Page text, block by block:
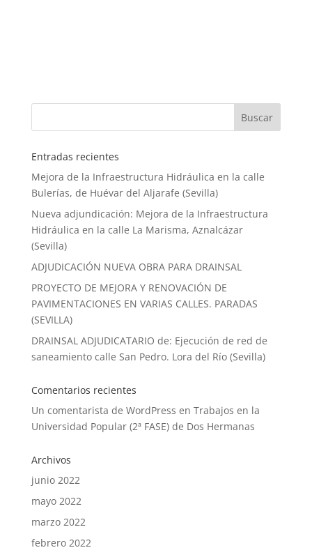
Entradas recientes
Mejora de la Infraestructura Hidráulica en la calle
Bulerías, de Huévar del Aljarafe (Sevilla)
Nueva adjundicación: Mejora de la Infraestructura
Hidráulica en la calle La Marisma, Aznalcázar
(Sevilla)
ADJUDICACIÓN NUEVA OBRA PARA DRAINSAL
PROYECTO DE MEJORA Y RENOVACIÓN DE
PAVIMENTACIONES EN VARIAS CALLES. PARADAS
(SEVILLA)
DRAINSAL ADJUDICATARIO de: Ejecución de red de
saneamiento calle San Pedro. Lora del Río (Sevilla)
Comentarios recientes
Un comentarista de WordPress en Trabajos en la
Universidad Popular (2ª FASE) de Dos Hermanas
Archivos
junio 2022
mayo 2022
marzo 2022
febrero 2022